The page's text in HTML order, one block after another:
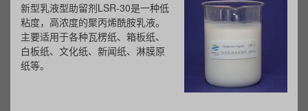
新型乳液型助留剂LSR-30是一种低
粘度，高浓度的聚丙烯酰胺乳液。
主要适用于各种瓦楞纸、箱板纸、
白板纸、文化纸、新闻纸、淋膜原
纸等。